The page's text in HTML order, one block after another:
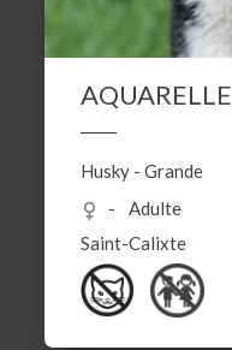
AQUARELLE
Husky -Grande
Adulte
Saint-Calixte